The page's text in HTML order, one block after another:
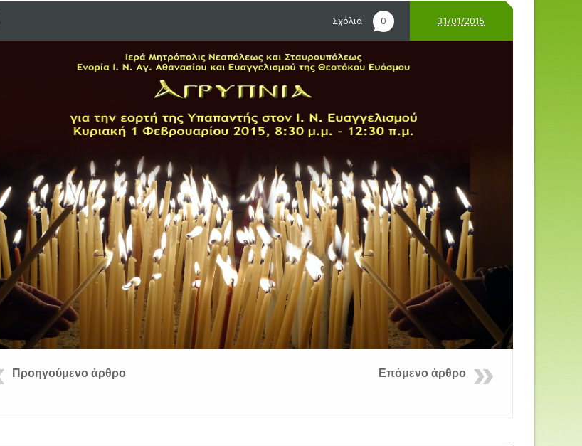
Σχόλια 0 31/01/2015
Προηγούμενο άρθρο Επόμενο άρθρο